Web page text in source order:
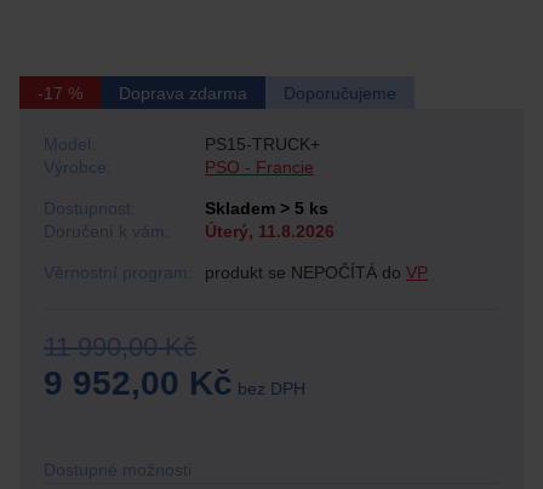
Doprava zdarma Doporučujeme
-17 %
11 990,00 Kč
9 952,00 Kč bez DPH
Věrnostní program: produkt se NEPOČÍTÁ do VP
Dostupnost:
Skladem > 5 ks
Doručení k vám:
Úterý, 11.8.2026
Výrobce: PSO - Francie
Model: PS15-TRUCK+
Dostupné možnosti